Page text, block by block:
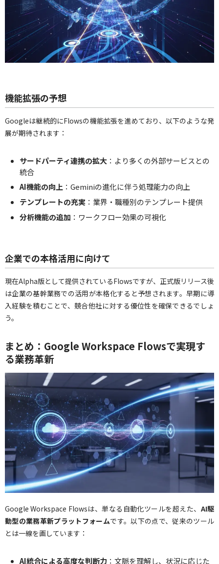
機能拡張の予想
Googleは継続的にFlowsの機能拡張を進めており、以下のような発
展が期待されます：
サードパーティ連携の拡大 ：より多くの外部サービスとの
統合
AI機能の向上 ：Geminiの進化に伴う処理能力の向上
テンプレートの充実 ：業界・職種別のテンプレート提供
分析機能の追加 ：ワークフロー効果の可視化
企業での本格活用に向けて
現在Alpha版として提供されているFlowsですが、正式版リリース後
は企業の基幹業務での活用が本格化すると予想されます。早期に導
入経験を積むことで、競合他社に対する優位性を確保できるでしょ
う。
まとめ：Google Workspace Flowsで実現す
る業務革新
Google Workspace Flowsは、単なる自動化ツールを超えた、 AI駆
動型の業務革新プラットフォームです。以下の点で、従来のツール
とは一線を画しています：
AI統合による高度な判断力 ：文脈を理解し、状況に応じた